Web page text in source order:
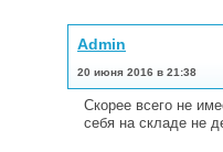
Admin
20 июня 2016 в 21:38
Скорее всего не
себя на складе не